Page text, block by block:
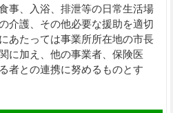
事、入浴、排泄等の日常生活場
介護、その他必要な援助を適切
あたっては事業所所在地の市長
に加え、他の事業者、保険医
者との連携に努めるものとす